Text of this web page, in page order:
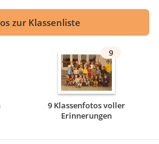
zur Klassenliste
9
9 Klassenfotos voller
Erinnerungen